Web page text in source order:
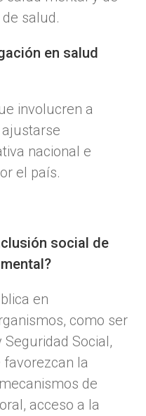
salud.
en salud
involucren a
nacional e
el país.
social de
en
como ser
Social,
la
de
acceso a la